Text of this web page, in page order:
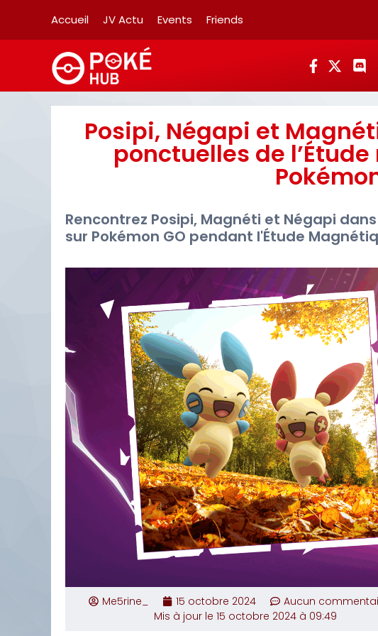
Accueil JV Actu Events Friends
Posipi, Négapi et
ponctuelles de
Rencontrez Posipi, Magnéti et Négapi
sur Pokémon GO pendant l'Étude
Me5rine_ 15 octobre 2024
Aucun
Mis à jour le 15 octobre 2024 à 09:49